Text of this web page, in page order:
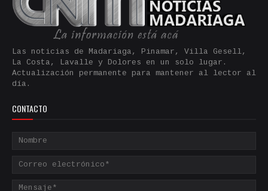
Las noticias de Madariaga, Pinamar, Villa Gesell,
La Costa, Lavalle y Dolores en un solo lugar.
Actualización permanente para mantener al lector al
día.
CONTACTO